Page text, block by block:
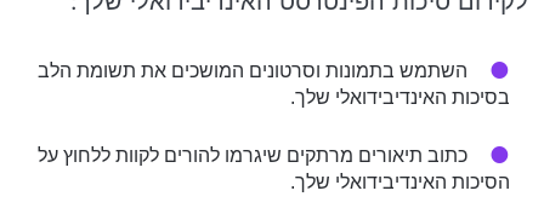
השתמש בתמונות וסרטונים המושכים את תשומת הלב
בסיכות האינדיבידואלי שלך.
כתוב תיאורים מרתקים שיגרמו להורים לקוות ללחוץ על
הסיכות האינדיבידואלי שלך.